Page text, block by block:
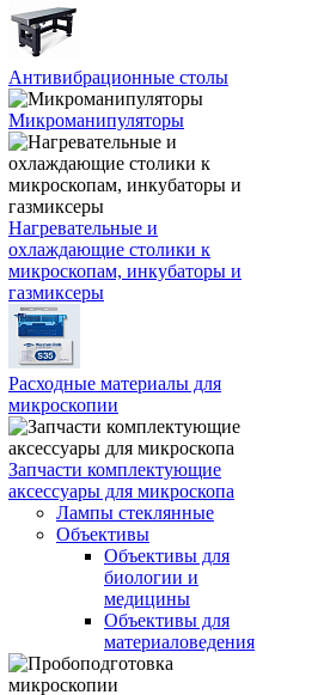
Антивибрационные столы
Микроманипуляторы
Нагревательные и
охлаждающие столики к
микроскопам, инкубаторы и
газмиксеры
Расходные материалы для
микроскопии
Запчасти комплектующие
аксессуары для микроскопа
Лампы стеклянные
Объективы
Объективы для
биологии и
медицины
Объективы для
материаловедения